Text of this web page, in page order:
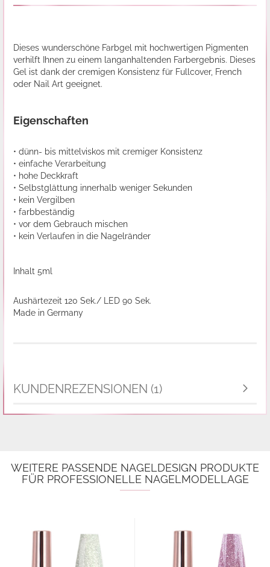
Dieses wunderschöne Farbgel mit hochwertigen Pigmenten
verhilft Ihnen zu einem langanhaltenden Farbergebnis. Dieses
Gel ist dank der cremigen Konsistenz für Fullcover, French
oder Nail Art geeignet.
Eigenschaften
• dünn- bis mittelviskos mit cremiger Konsistenz
• einfache Verarbeitung
• hohe Deckkraft
• Selbstglättung innerhalb weniger Sekunden
• kein Vergilben
• farbbeständig
• vor dem Gebrauch mischen
• kein Verlaufen in die Nagelränder
Inhalt 5ml
Aushärtezeit 120 Sek./ LED 90 Sek.
Made in Germany
KUNDENREZENSIONEN (1)
WEITERE PASSENDE NAGELDESIGN PRODUKTE
FÜR PROFESSIONELLE NAGELMODELLAGE